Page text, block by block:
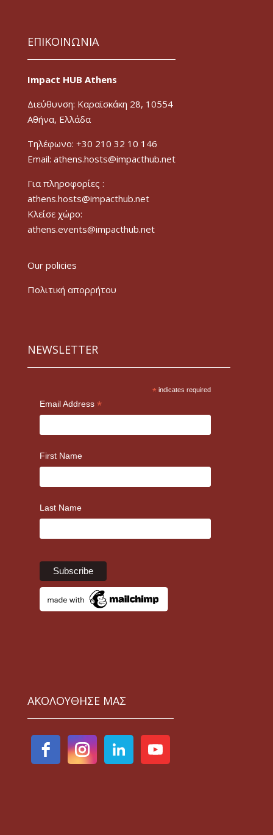
ΕΠΙΚΟΙΝΩΝΙΑ
Impact HUB Athens
Διεύθυνση: Καραϊσκάκη 28, 10554
Αθήνα, Ελλάδα
Τηλέφωνο: +30 210 32 10 146
Email: athens.hosts@impacthub.net
Για πληροφορίες :
athens.hosts@impacthub.net
Κλείσε χώρο:
athens.events@impacthub.net
Our policies
Πολιτική απορρήτου
NEWSLETTER
* indicates required
Email Address *
First Name
Last Name
ΑΚΟΛΟΥΘΗΣΕ ΜΑΣ